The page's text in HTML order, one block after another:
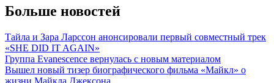
Больше новостей
Тайла и Зара Ларссон анонсировали первый совместный трек
«SHE DID IT AGAIN»
Группа Evanescence вернулась с новым материалом
Вышел новый тизер биографического фильма «Майкл» о
жизни Майкла Джексона